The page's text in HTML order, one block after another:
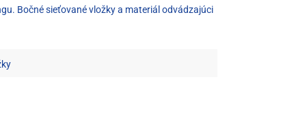
Bočné sieťované vložky a materiál odvádzajúci